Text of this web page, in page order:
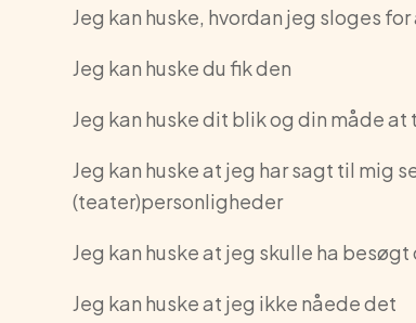
Jeg kan huske, hvordan jeg sloges
Jeg kan huske du fik den
Jeg kan huske dit blik og din måde
Jeg kan huske at jeg har sagt til mig
(teater)personligheder
Jeg kan huske at jeg skulle ha
Jeg kan huske at jeg ikke nåede det